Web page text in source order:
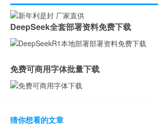
DeepSeek全套部署资料免费下载
免费可商用字体批量下载
猜你想看的文章